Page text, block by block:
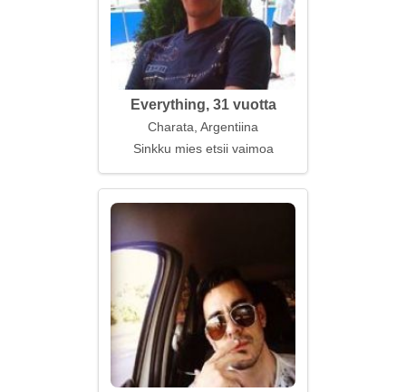
Everything, 31 vuotta
Charata, Argentiina
Sinkku mies etsii vaimoa